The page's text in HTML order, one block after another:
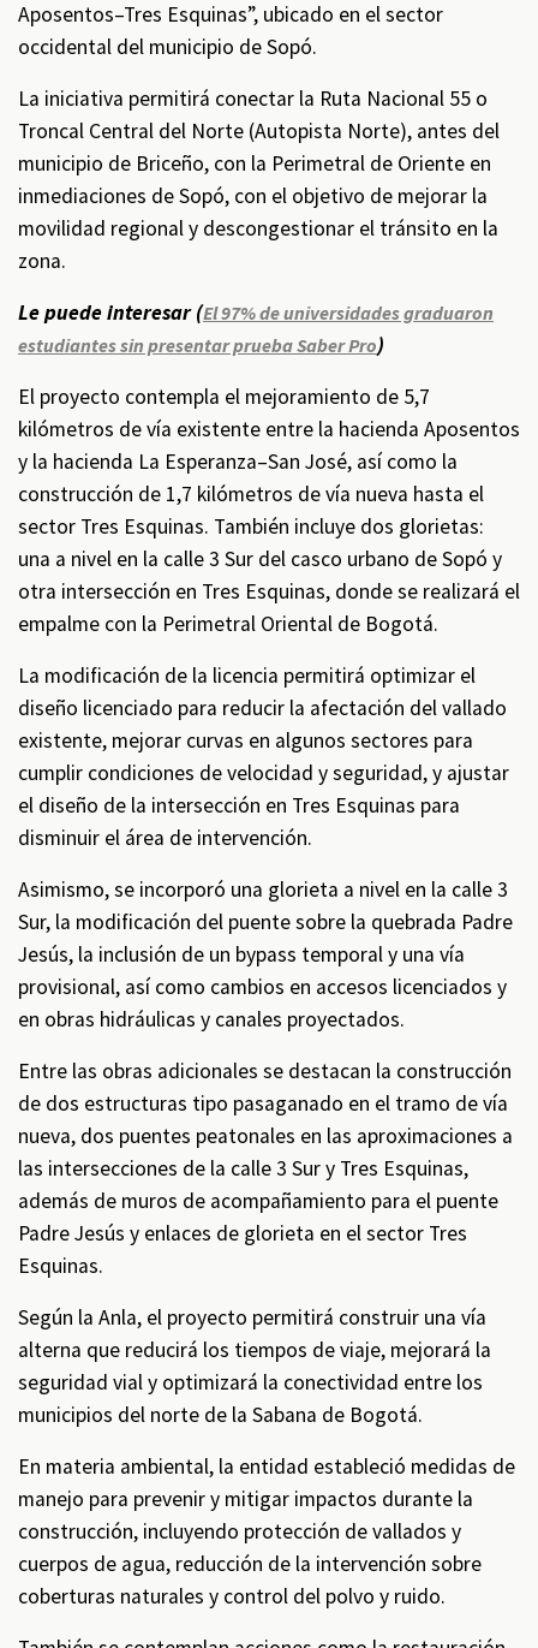
Aposentos–Tres Esquinas”, ubicado en el sector
occidental del municipio de Sopó.
La iniciativa permitirá conectar la Ruta Nacional 55 o
Troncal Central del Norte (Autopista Norte), antes del
municipio de Briceño, con la Perimetral de Oriente en
inmediaciones de Sopó, con el objetivo de mejorar la
movilidad regional y descongestionar el tránsito en la
zona.
Le puede interesar (El 97% de universidades graduaron
estudiantes sin presentar prueba Saber Pro)
El proyecto contempla el mejoramiento de 5,7
kilómetros de vía existente entre la hacienda Aposentos
y la hacienda La Esperanza–San José, así como la
construcción de 1,7 kilómetros de vía nueva hasta el
sector Tres Esquinas. También incluye dos glorietas:
una a nivel en la calle 3 Sur del casco urbano de Sopó y
otra intersección en Tres Esquinas, donde se realizará el
empalme con la Perimetral Oriental de Bogotá.
La modificación de la licencia permitirá optimizar el
diseño licenciado para reducir la afectación del vallado
existente, mejorar curvas en algunos sectores para
cumplir condiciones de velocidad y seguridad, y ajustar
el diseño de la intersección en Tres Esquinas para
disminuir el área de intervención.
Asimismo, se incorporó una glorieta a nivel en la calle 3
Sur, la modificación del puente sobre la quebrada Padre
Jesús, la inclusión de un bypass temporal y una vía
provisional, así como cambios en accesos licenciados y
en obras hidráulicas y canales proyectados.
Entre las obras adicionales se destacan la construcción
de dos estructuras tipo pasaganado en el tramo de vía
nueva, dos puentes peatonales en las aproximaciones a
las intersecciones de la calle 3 Sur y Tres Esquinas,
además de muros de acompañamiento para el puente
Padre Jesús y enlaces de glorieta en el sector Tres
Esquinas.
Según la Anla, el proyecto permitirá construir una vía
alterna que reducirá los tiempos de viaje, mejorará la
seguridad vial y optimizará la conectividad entre los
municipios del norte de la Sabana de Bogotá.
En materia ambiental, la entidad estableció medidas de
manejo para prevenir y mitigar impactos durante la
construcción, incluyendo protección de vallados y
cuerpos de agua, reducción de la intervención sobre
coberturas naturales y control del polvo y ruido.